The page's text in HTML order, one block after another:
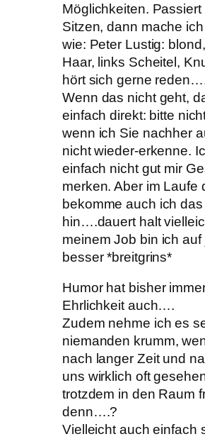
Möglichkeiten.
Sitzen, dann mache
wie: Peter Lustig:
Haar, links Scheitel,
hört sich gerne
Wenn das nicht geht,
einfach direkt: bitte
wenn ich Sie nachher
nicht wieder-erkenne.
einfach nicht gut mir
merken. Aber im Laufe
bekomme auch ich
hin….dauert halt
meinem Job bin ich auf
besser *breitgrins*
Humor hat bisher
Ehrlichkeit auch….
Zudem nehme ich es
niemanden krumm,
nach langer Zeit und
uns wirklich oft
trotzdem in den Raum
denn….?
Vielleicht auch einfach